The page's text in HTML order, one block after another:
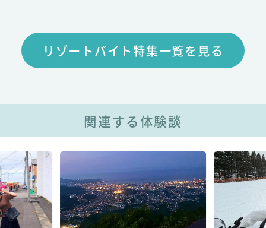
リゾートバイト特集一覧を見る
関連する体験談